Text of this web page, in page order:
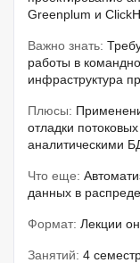
Greenplum и
Важно знать:
работы в
инфраструктура
Плюсы:
отладки
аналитическими
Что еще:
данных в
Формат: Лекции
Занятий: 4